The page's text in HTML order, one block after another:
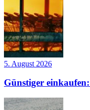
5. August 2026
Günstiger